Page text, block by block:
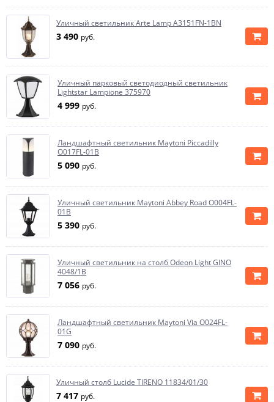
Уличный светильник Arte Lamp A3151FN-1BN
3 490 руб.
Уличный парковый светодиодный светильник
Lightstar Lampione 375970
4 999 руб.
Ландшафтный светильник Maytoni Piccadilly
O017FL-01B
5 090 руб.
Уличный светильник Maytoni Abbey Road O004FL-
01B
5 390 руб.
Уличный светильник на столб Odeon Light GINO
4048/1B
7 056 руб.
Ландшафтный светильник Maytoni Via O024FL-
01G
7 090 руб.
Уличный столб Lucide TIRENO 11834/01/30
7 417 руб.